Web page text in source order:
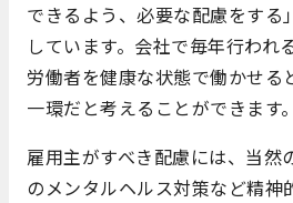
できるよう、必要な配慮をする
しています。会社で毎年行われ
労働者を健康な状態で働かせる
一環だと考えることができます。
雇用主がすべき配慮には、当然
のメンタルヘルス対策など精神